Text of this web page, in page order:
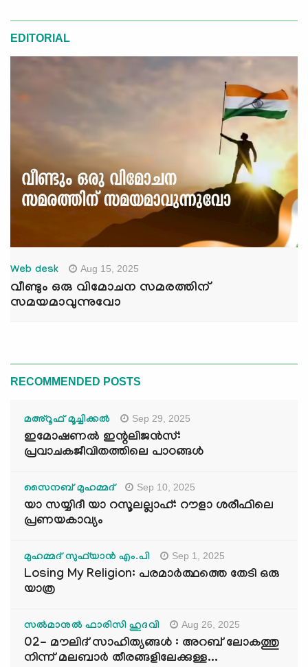
EDITORIAL
Web desk Aug 15, 2025
വീണ്ടും ഒരു വിമോചന സമരത്തിന്
സമയമാവുന്നുവോ
RECOMMENDED POSTS
മഅ്റൂഫ് മൂച്ചിക്കല്‍ Sep 29, 2025
ഇമോഷണൽ ഇന്റലിജൻസ്:
പ്രവാചകജീവിതത്തിലെ പാഠങ്ങൾ
സൈനബ് മുഹമ്മദ് Sep 10, 2025
യാ സയ്യിദീ യാ റസൂലല്ലാഹ്: റൗളാ ശരീഫിലെ
പ്രണയകാവ്യം
മുഹമ്മദ് സുഫ്‌യാൻ എം.പി Sep 1, 2025
Losing My Religion: പരമാർത്ഥത്തെ തേടി ഒരു
യാത്ര
സൽമാനുൽ ഫാരിസി ഹുദവി Aug 26, 2025
02- മൗലിദ് സാഹിത്യങ്ങൾ : അറബ് ലോകത്തു
നിന്ന് മലബാർ തീരങ്ങളിലേക്കുള്ള...